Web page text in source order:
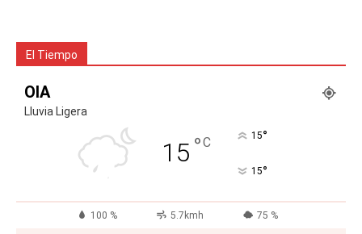
El Tiempo
OIA
Lluvia Ligera
15 °C 15°
15°
100 % 5.7kmh 75 %